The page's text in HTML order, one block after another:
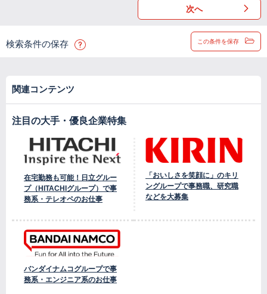
次へ
検索条件の保存 この条件を保存
関連コンテンツ
注目の大手・優良企業特集
在宅勤務も可能！日立グルー
プ（HITACHIグループ）で事
務系・テレオペのお仕事
「おいしさを笑顔に」のキリ
ングループで事務職、研究職
などを大募集
バンダイナムコグループで事
務系・エンジニア系のお仕事